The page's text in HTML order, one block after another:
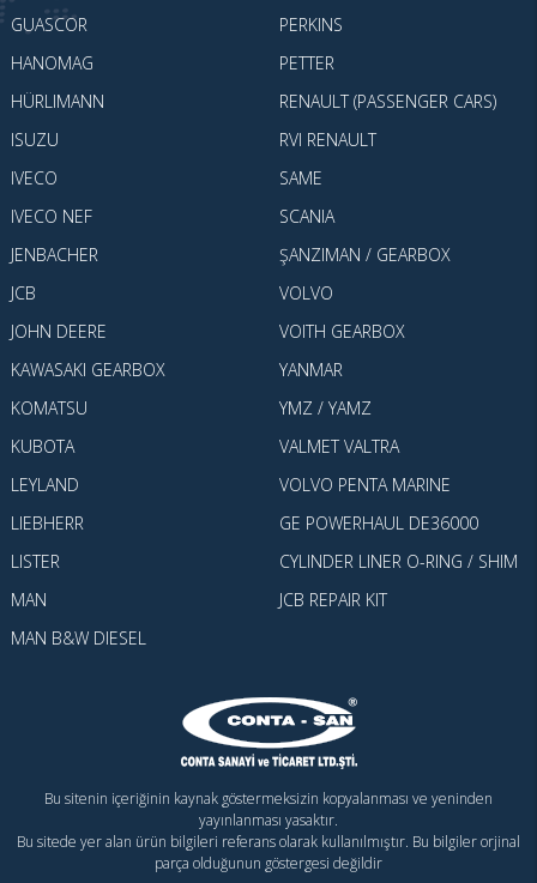
GUASCOR
HANOMAG
HÜRLIMANN
ISUZU
IVECO
IVECO NEF
JENBACHER
JCB
JOHN DEERE
KAWASAKI GEARBOX
KOMATSU
KUBOTA
LEYLAND
LIEBHERR
LISTER
MAN
MAN B&W DIESEL
PERKINS
PETTER
RENAULT (PASSENGER CARS)
RVI RENAULT
SAME
SCANIA
ŞANZIMAN / GEARBOX
VOLVO
VOITH GEARBOX
YANMAR
YMZ / YAMZ
VALMET VALTRA
VOLVO PENTA MARINE
GE POWERHAUL DE36000
CYLINDER LINER O-RING / SHIM
JCB REPAIR KIT
Bu sitenin içeriğinin kaynak göstermeksizin kopyalanması ve yeninden
yayınlanması yasaktır.
Bu sitede yer alan ürün bilgileri referans olarak kullanılmıştır. Bu bilgiler orjinal
parça olduğunun göstergesi değildir